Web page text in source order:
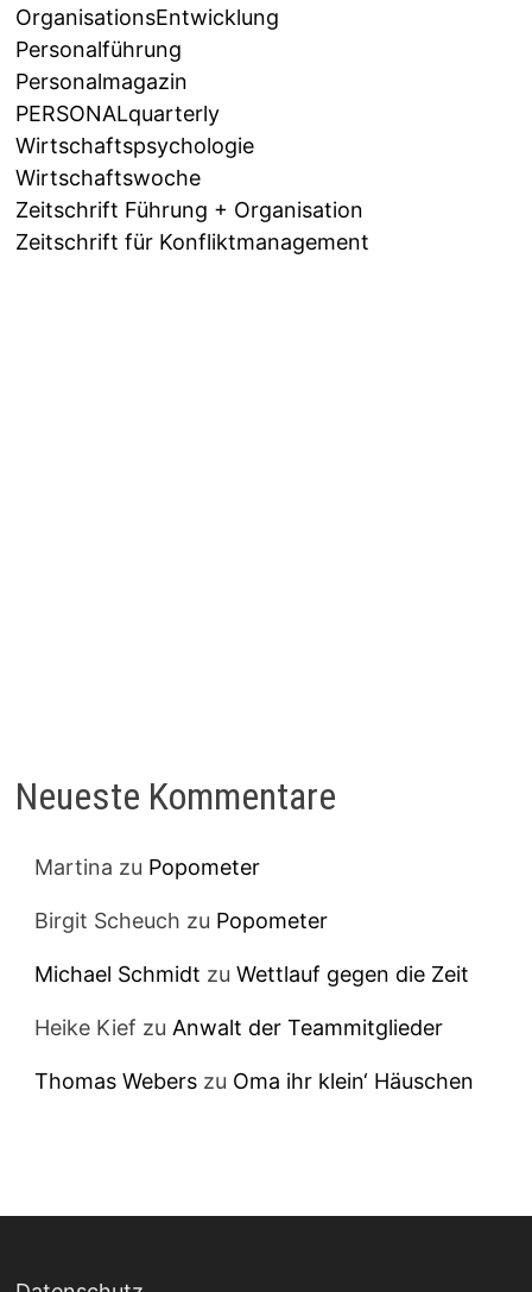
OrganisationsEntwicklung
Personalführung
Personalmagazin
PERSONALquarterly
Wirtschaftspsychologie
Wirtschaftswoche
Zeitschrift Führung + Organisation
Zeitschrift für Konfliktmanagement
Neueste Kommentare
Martina zu Popometer
Birgit Scheuch zu Popometer
Michael Schmidt zuWettlauf gegen die Zeit
Heike Kief zu Anwalt der Teammitglieder
Thomas Webers zu Oma ihr klein‘ Häuschen